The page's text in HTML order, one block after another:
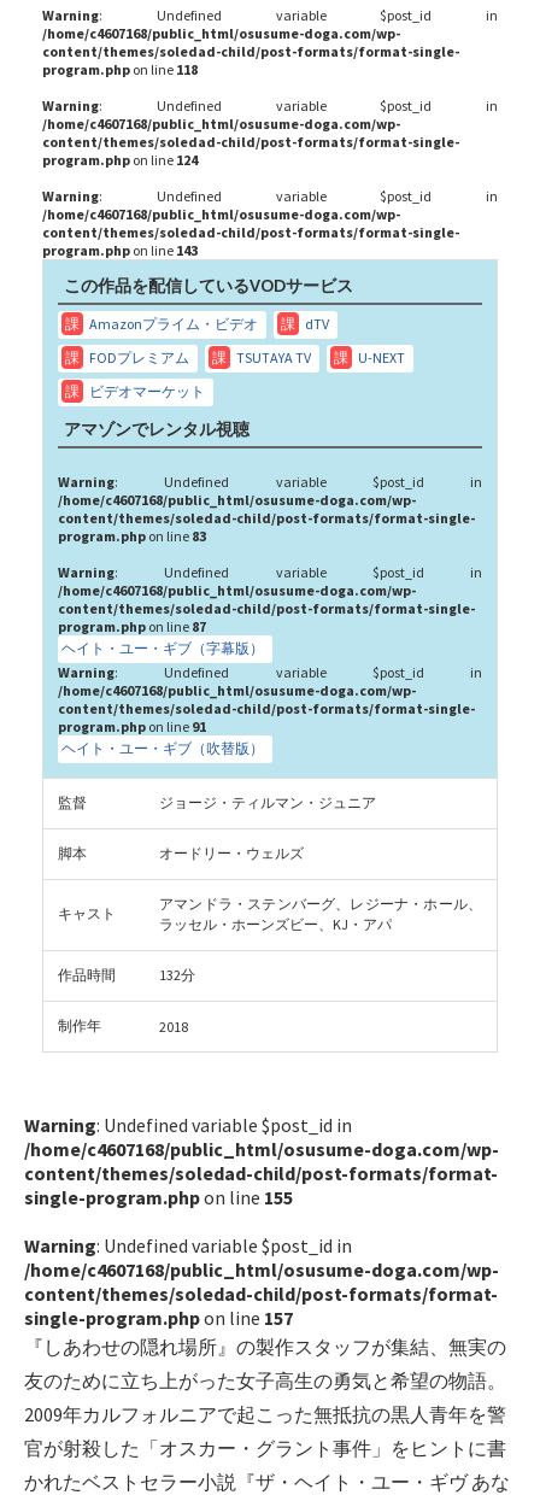
Warning: Undefined variable $post_id in
/home/c4607168/public_html/osusume-doga.com/wp-
content/themes/soledad-child/post-formats/format-single-
program.php on line 118
Warning: Undefined variable $post_id in
/home/c4607168/public_html/osusume-doga.com/wp-
content/themes/soledad-child/post-formats/format-single-
program.php on line 124
Warning: Undefined variable $post_id in
/home/c4607168/public_html/osusume-doga.com/wp-
content/themes/soledad-child/post-formats/format-single-
program.php on line 143
この作品を配信しているVODサービス
アマゾンでレンタル視聴
Warning: Undefined variable $post_id in
/home/c4607168/public_html/osusume-doga.com/wp-
content/themes/soledad-child/post-formats/format-single-
program.php on line 83
Warning: Undefined variable $post_id in
/home/c4607168/public_html/osusume-doga.com/wp-
content/themes/soledad-child/post-formats/format-single-
program.php on line 87
ヘイト・ユー・ギブ（字幕版）
Warning: Undefined variable $post_id in
/home/c4607168/public_html/osusume-doga.com/wp-
content/themes/soledad-child/post-formats/format-single-
program.php on line 91
ヘイト・ユー・ギブ（吹替版）
監督 ジョージ・ティルマン・ジュニア
脚本 オードリー・ウェルズ
キャスト
アマンドラ・ステンバーグ、レジーナ・ホール、
ラッセル・ホーンズビー、KJ・アパ
作品時間 132分
制作年 2018
Warning: Undefined variable $post_id in
/home/c4607168/public_html/osusume-doga.com/wp-
content/themes/soledad-child/post-formats/format-
single-program.phpon line 155
Warning: Undefined variable $post_id in
/home/c4607168/public_html/osusume-doga.com/wp-
content/themes/soledad-child/post-formats/format-
single-program.phpon line 157
『しあわせの隠れ場所』の製作スタッフが集結、無実の
友のために立ち上がった女子高生の勇気と希望の物語。
2009年カルフォルニアで起こった無抵抗の黒人青年を警
官が射殺した「オスカー・グラント事件」をヒントに書
かれたベストセラー小説『ザ・ヘイト・ユー・ギヴ あな